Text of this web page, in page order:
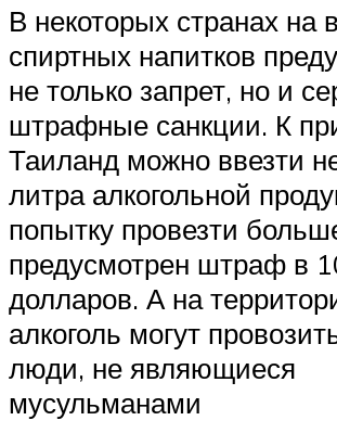
В некоторых странах на
спиртных напитков
не только запрет, но и
штрафные санкции. К
Таиланд можно ввезти
литра алкогольной
попытку провезти
предусмотрен штраф в
долларов. А на
алкоголь могут
люди, не являющиеся
мусульманами